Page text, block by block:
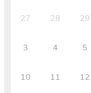
27 28 29
3 4 5
10 11 12